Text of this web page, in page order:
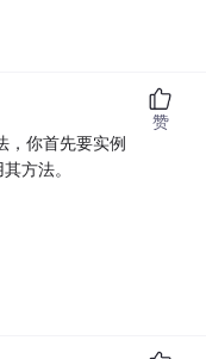
，你首先要实例
方法。
赞